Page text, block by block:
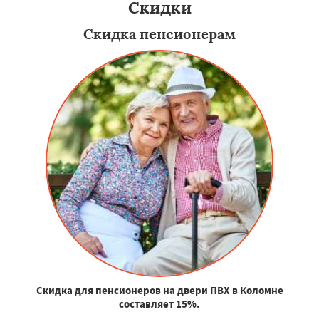
Скидки
Скидка пенсионерам
Скидка для пенсионеров на двери ПВХ в Коломне
составляет 15%.